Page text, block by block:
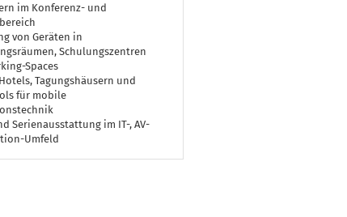
im Konferenz- und
von Geräten in
Schulungszentren
Spaces
Tagungshäusern und
für mobile
Serienausstattung im IT-, AV-
Umfeld